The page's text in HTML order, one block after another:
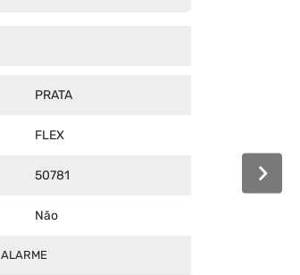
PRATA
FLEX
50781
Não
ALARME